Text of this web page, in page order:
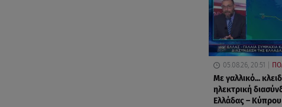
05.08.26, 20:51
Με γαλλικό...
ηλεκτρική
Ελλάδας –